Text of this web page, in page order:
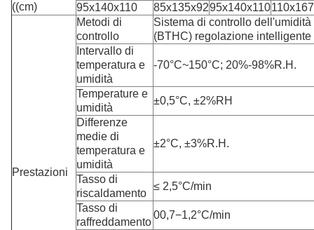
((cm)
95x140x110
85x135x9295x140x110
Prestazioni
Metodi di
controllo
Sistema di controllo
(BTHC) regolazione intelligente
Intervallo di
temperatura e
umidità
-70°C~150°C; 20%-98%R.H.
Temperature e
umidità
±0,5°C, ±2%RH
Differenze
medie di
temperatura e
umidità
±2°C, ±3%R.H.
Tasso di
riscaldamento
≤ 2,5°C/min
Tasso di
raffreddamento
00,7−1,2°C/min